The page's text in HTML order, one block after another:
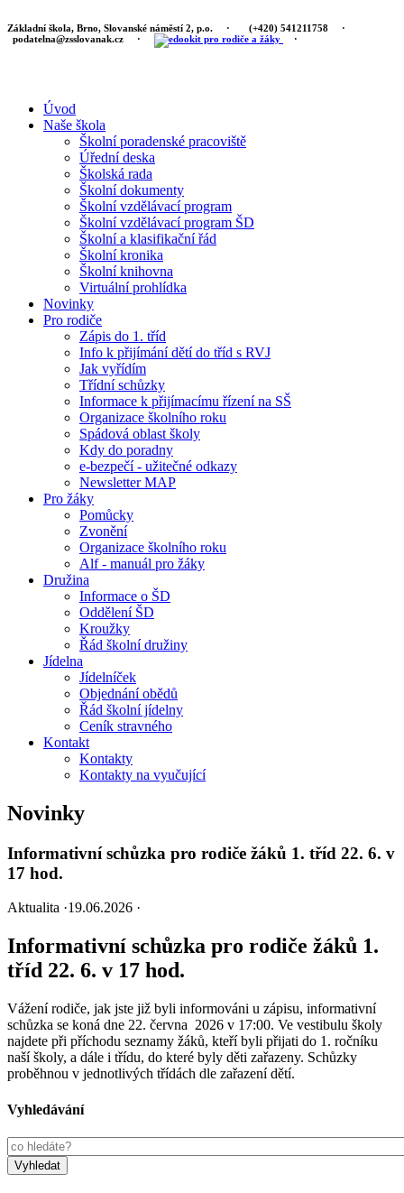
Základní škola, Brno, Slovanské náměstí 2, p.o. · (+420) 541211758 ·
podatelna@zsslovanak.cz
· ·
Úvod
Naše škola
Školní poradenské pracoviště
Úřední deska
Školská rada
Školní dokumenty
Školní vzdělávací program
Školní vzdělávací program ŠD
Školní a klasifikační řád
Školní kronika
Školní knihovna
Virtuální prohlídka
Novinky
Pro rodiče
Zápis do 1. tříd
Info k přijímání dětí do tříd s RVJ
Jak vyřídím
Třídní schůzky
Informace k přijímacímu řízení na SŠ
Organizace školního roku
Spádová oblast školy
Kdy do poradny
e-bezpečí - užitečné odkazy
Newsletter MAP
Pro žáky
Pomůcky
Zvonění
Organizace školního roku
Alf - manuál pro žáky
Družina
Informace o ŠD
Oddělení ŠD
Kroužky
Řád školní družiny
Jídelna
Jídelníček
Objednání obědů
Řád školní jídelny
Ceník stravného
Kontakt
Kontakty
Kontakty na vyučující
Novinky
Informativní schůzka pro rodiče žáků 1. tříd 22. 6. v
17 hod.
Aktualita ·19.06.2026 ·
Informativní schůzka pro rodiče žáků 1.
tříd 22. 6. v 17 hod.
Vážení rodiče, jak jste již byli informováni u zápisu, informativní
schůzka se koná dne 22. června 2026 v 17:00. Ve vestibulu školy
najdete při příchodu seznamy žáků, kteří byli přijati do 1. ročníku
naší školy, a dále i třídu, do které byly děti zařazeny. Schůzky
proběhnou v jednotlivých třídách dle zařazení dětí.
Vyhledávání